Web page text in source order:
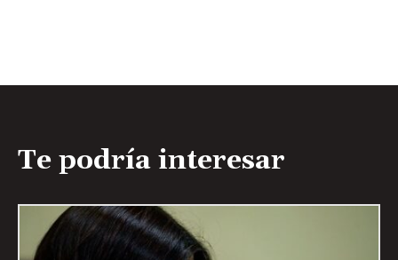
Te podría interesar